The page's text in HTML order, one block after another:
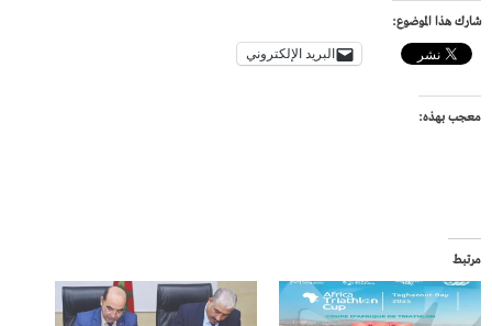
شارك هذا الموضوع:
البريد الإلكتروني
معجب بهذه:
مرتبط